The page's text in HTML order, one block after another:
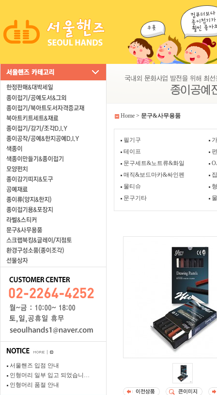
서울핸즈 입점 안내
인형머리 일부 입고 되었습니…
인형머리 품절 안내
Home > 문구&사무용품
필기구
테이프
문구세트&노트류&화일
매직&보드마카&싸인펜
물티슈
문구기타